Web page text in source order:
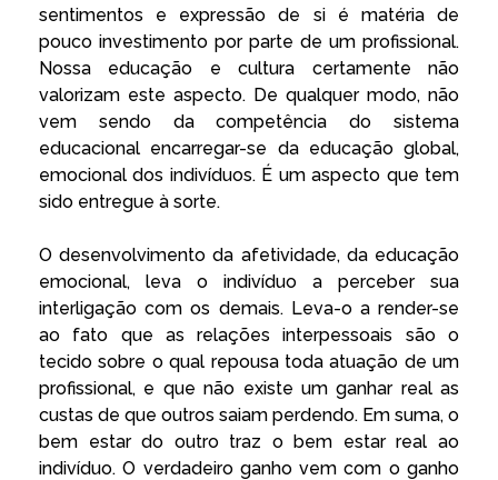
sentimentos e expressão de si é matéria de
pouco investimento por parte de um profissional.
Nossa educação e cultura certamente não
valorizam este aspecto. De qualquer modo, não
vem sendo da competência do sistema
educacional encarregar-se da educação global,
emocional dos indivíduos. É um aspecto que tem
sido entregue à sorte.
O desenvolvimento da afetividade, da educação
emocional, leva o indivíduo a perceber sua
interligação com os demais. Leva-o a render-se
ao fato que as relações interpessoais são o
tecido sobre o qual repousa toda atuação de um
profissional, e que não existe um ganhar real as
custas de que outros saiam perdendo. Em suma, o
bem estar do outro traz o bem estar real ao
indivíduo. O verdadeiro ganho vem com o ganho